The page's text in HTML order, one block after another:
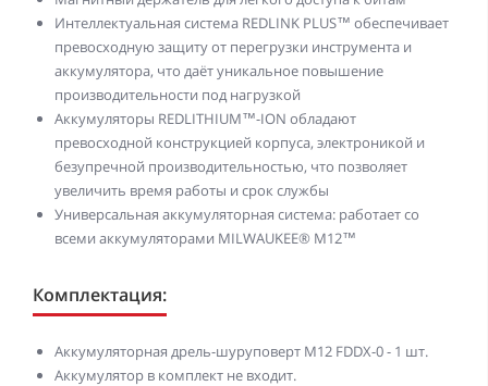
Интеллектуальная система REDLINK PLUS™ обеспечивает
превосходную защиту от перегрузки инструмента и
аккумулятора, что даёт уникальное повышение
производительности под нагрузкой
Аккумуляторы REDLITHIUM™-ION обладают
превосходной конструкцией корпуса, электроникой и
безупречной производительностью, что позволяет
увеличить время работы и срок службы
Универсальная аккумуляторная система: работает со
всеми аккумуляторами MILWAUKEE® M12™
Комплектация:
Аккумуляторная дрель-шуруповерт M12 FDDX-0 - 1 шт.
Аккумулятор в комплект не входит.